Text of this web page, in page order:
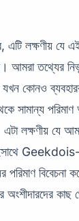
লক্ষণীয় যে এই
আমরা তথ্যের
যখন কোনও
সামান্য
লক্ষণীয় যে
বিবেচনা